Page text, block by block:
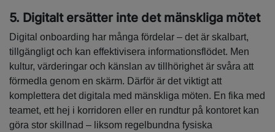
5. Digitalt ersätter inte det mänskliga mötet
Digital onboarding har många fördelar – det är skalbart,
tillgängligt och kan effektivisera informationsflödet. Men
kultur, värderingar och känslan av tillhörighet är svåra att
förmedla genom en skärm. Därför är det viktigt att
komplettera det digitala med mänskliga möten. En fika med
teamet, ett hej i korridoren eller en rundtur på kontoret kan
göra stor skillnad – liksom regelbundna fysiska